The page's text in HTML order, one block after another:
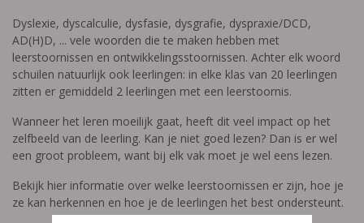
Dyslexie, dyscalculie, dysfasie, dysgrafie, dyspraxie/DCD,
AD(H)D, ... vele woorden die te maken hebben met
leerstoornissen en ontwikkelingsstoornissen. Achter elk woord
schuilen natuurlijk ook leerlingen: in elke klas van 20 leerlingen
zitten er gemiddeld 2 leerlingen met een leerstoornis.
Wanneer het leren moeilijk gaat, heeft dit veel impact op het
zelfbeeld van de leerling. Kan je niet goed lezen? Dan is er wel
een groot probleem, want bij elk vak moet je wel eens lezen.
Bekijk hier informatie over welke leerstoornissen er zijn, hoe je
ze kan herkennen en hoe je de leerlingen het best ondersteunt.